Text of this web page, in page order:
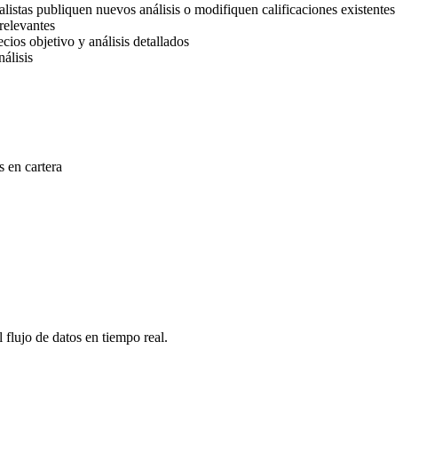
publiquen nuevos análisis o modifiquen calificaciones existentes
objetivo y análisis detallados
en cartera
flujo de datos en tiempo real.